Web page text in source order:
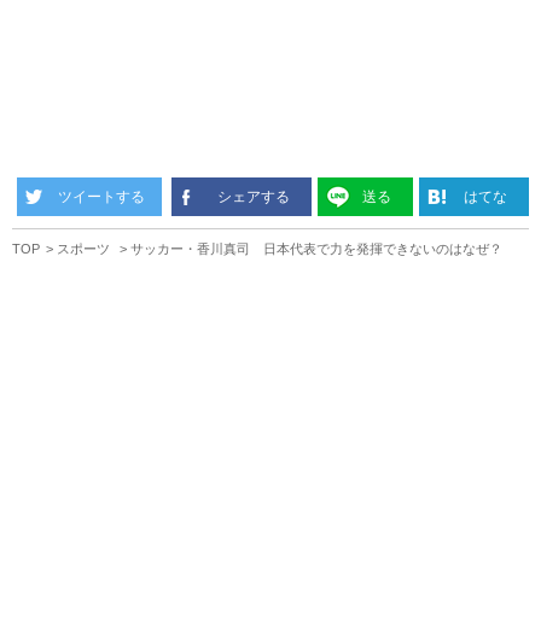
ツイートする シェアする 送る はてな
TOP スポーツ サッカー・香川真司 日本代表で力を発揮できないのはなぜ？